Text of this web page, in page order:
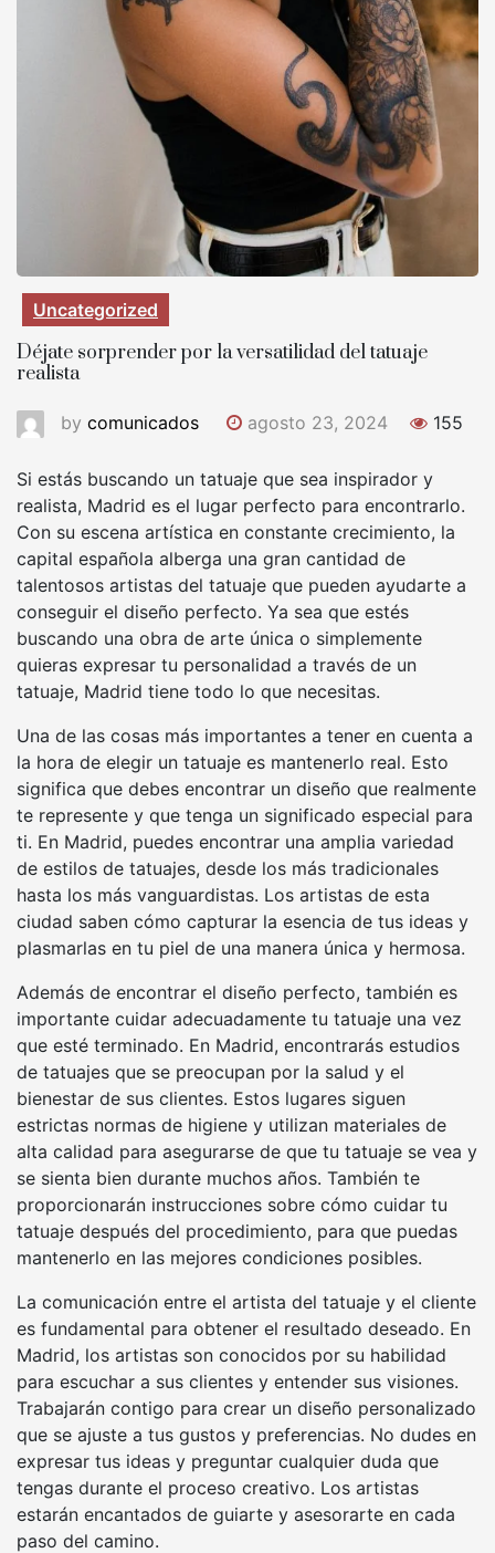
Uncategorized
Déjate sorprender por la versatilidad del tatuaje
realista
by comunicados agosto 23, 2024 155
Si estás buscando un tatuaje que sea inspirador y
realista, Madrid es el lugar perfecto para encontrarlo.
Con su escena artística en constante crecimiento, la
capital española alberga una gran cantidad de
talentosos artistas del tatuaje que pueden ayudarte a
conseguir el diseño perfecto. Ya sea que estés
buscando una obra de arte única o simplemente
quieras expresar tu personalidad a través de un
tatuaje, Madrid tiene todo lo que necesitas.
Una de las cosas más importantes a tener en cuenta a
la hora de elegir un tatuaje es mantenerlo real. Esto
significa que debes encontrar un diseño que realmente
te represente y que tenga un significado especial para
ti. En Madrid, puedes encontrar una amplia variedad
de estilos de tatuajes, desde los más tradicionales
hasta los más vanguardistas. Los artistas de esta
ciudad saben cómo capturar la esencia de tus ideas y
plasmarlas en tu piel de una manera única y hermosa.
Además de encontrar el diseño perfecto, también es
importante cuidar adecuadamente tu tatuaje una vez
que esté terminado. En Madrid, encontrarás estudios
de tatuajes que se preocupan por la salud y el
bienestar de sus clientes. Estos lugares siguen
estrictas normas de higiene y utilizan materiales de
alta calidad para asegurarse de que tu tatuaje se vea y
se sienta bien durante muchos años. También te
proporcionarán instrucciones sobre cómo cuidar tu
tatuaje después del procedimiento, para que puedas
mantenerlo en las mejores condiciones posibles.
La comunicación entre el artista del tatuaje y el cliente
es fundamental para obtener el resultado deseado. En
Madrid, los artistas son conocidos por su habilidad
para escuchar a sus clientes y entender sus visiones.
Trabajarán contigo para crear un diseño personalizado
que se ajuste a tus gustos y preferencias. No dudes en
expresar tus ideas y preguntar cualquier duda que
tengas durante el proceso creativo. Los artistas
estarán encantados de guiarte y asesorarte en cada
paso del camino.